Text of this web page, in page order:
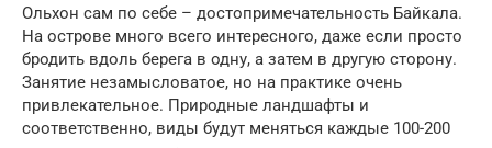
Ольхон сам по себе – достопримечательность Байкала.
На острове много всего интересного, даже если просто
бродить вдоль берега в одну, а затем в другую сторону.
Занятие незамысловатое, но на практике очень
привлекательное. Природные ландшафты и
соответственно, виды будут меняться каждые 100-200